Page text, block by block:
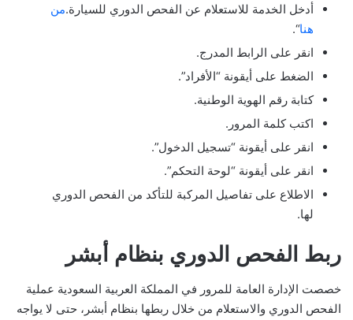
أدخل الخدمة للاستعلام عن الفحص الدوري للسيارة.من
هنا“.
انقر على الرابط المدرج.
الضغط على أيقونة “الأفراد”.
كتابة رقم الهوية الوطنية.
اكتب كلمة المرور.
انقر على أيقونة “تسجيل الدخول”.
انقر على أيقونة “لوحة التحكم”.
الاطلاع على تفاصيل المركبة للتأكد من الفحص الدوري
لها.
ربط الفحص الدوري بنظام أبشر
خصصت الإدارة العامة للمرور في المملكة العربية السعودية عملية
الفحص الدوري والاستعلام من خلال ربطها بنظام أبشر، حتى لا يواجه